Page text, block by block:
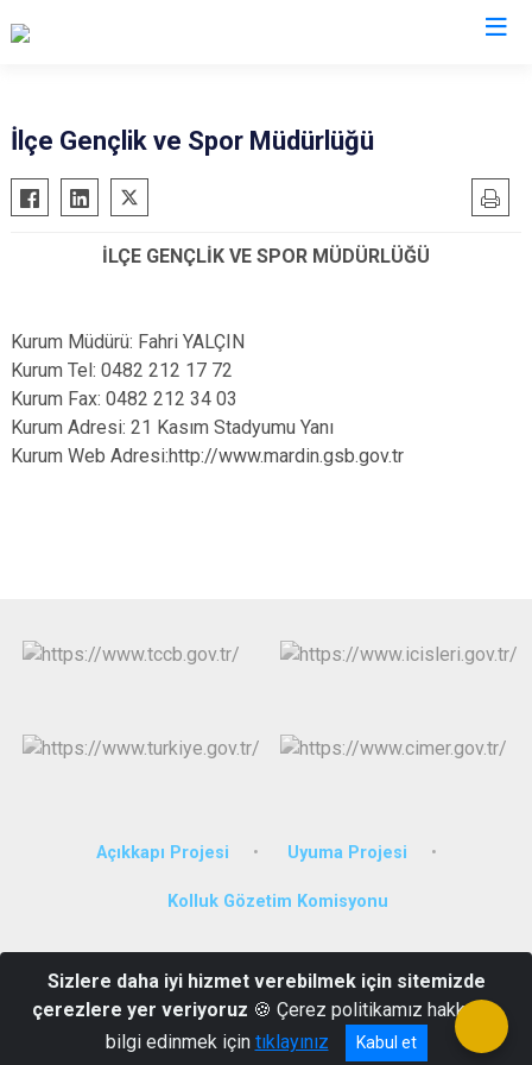
Dargeçit
Derik
Midyat
Savur
İlçe Gençlik ve Spor Müdürlüğü
İLÇE GENÇLİK VE SPOR MÜDÜRLÜĞÜ
Kurum Müdürü: Fahri YALÇIN
Kurum Tel: 0482 212 17 72
Kurum Fax: 0482 212 34 03
Kurum Adresi: 21 Kasım Stadyumu Yanı
Kurum Web Adresi:http://www.mardin.gsb.gov.tr
Açıkkapı Projesi Uyuma Projesi
Kolluk Gözetim Komisyonu
Artuklu/Mardin
0 482 212 33 06
Sizlere daha iyi hizmet verebilmek için sitemizde
çerezlere yer veriyoruz 🍪 Çerez politikamız hakkında
bilgi edinmek için tıklayınız Kabul et